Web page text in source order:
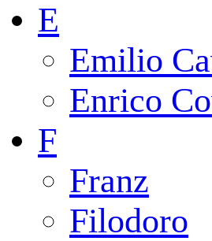
E
Emilio
Enrico
F
Franz
Filodoro